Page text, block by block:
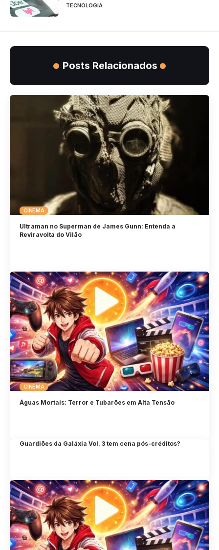
TECNOLOGIA
Posts Relacionados
CINEMA
Ultraman no Superman de James Gunn: Entenda a
Reviravolta do Vilão
CINEMA
Águas Mortais: Terror e Tubarões em Alta Tensão
Guardiões da Galáxia Vol. 3 tem cena pós-créditos?